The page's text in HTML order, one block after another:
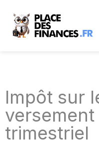
Impôt sur
versement
trimestriel